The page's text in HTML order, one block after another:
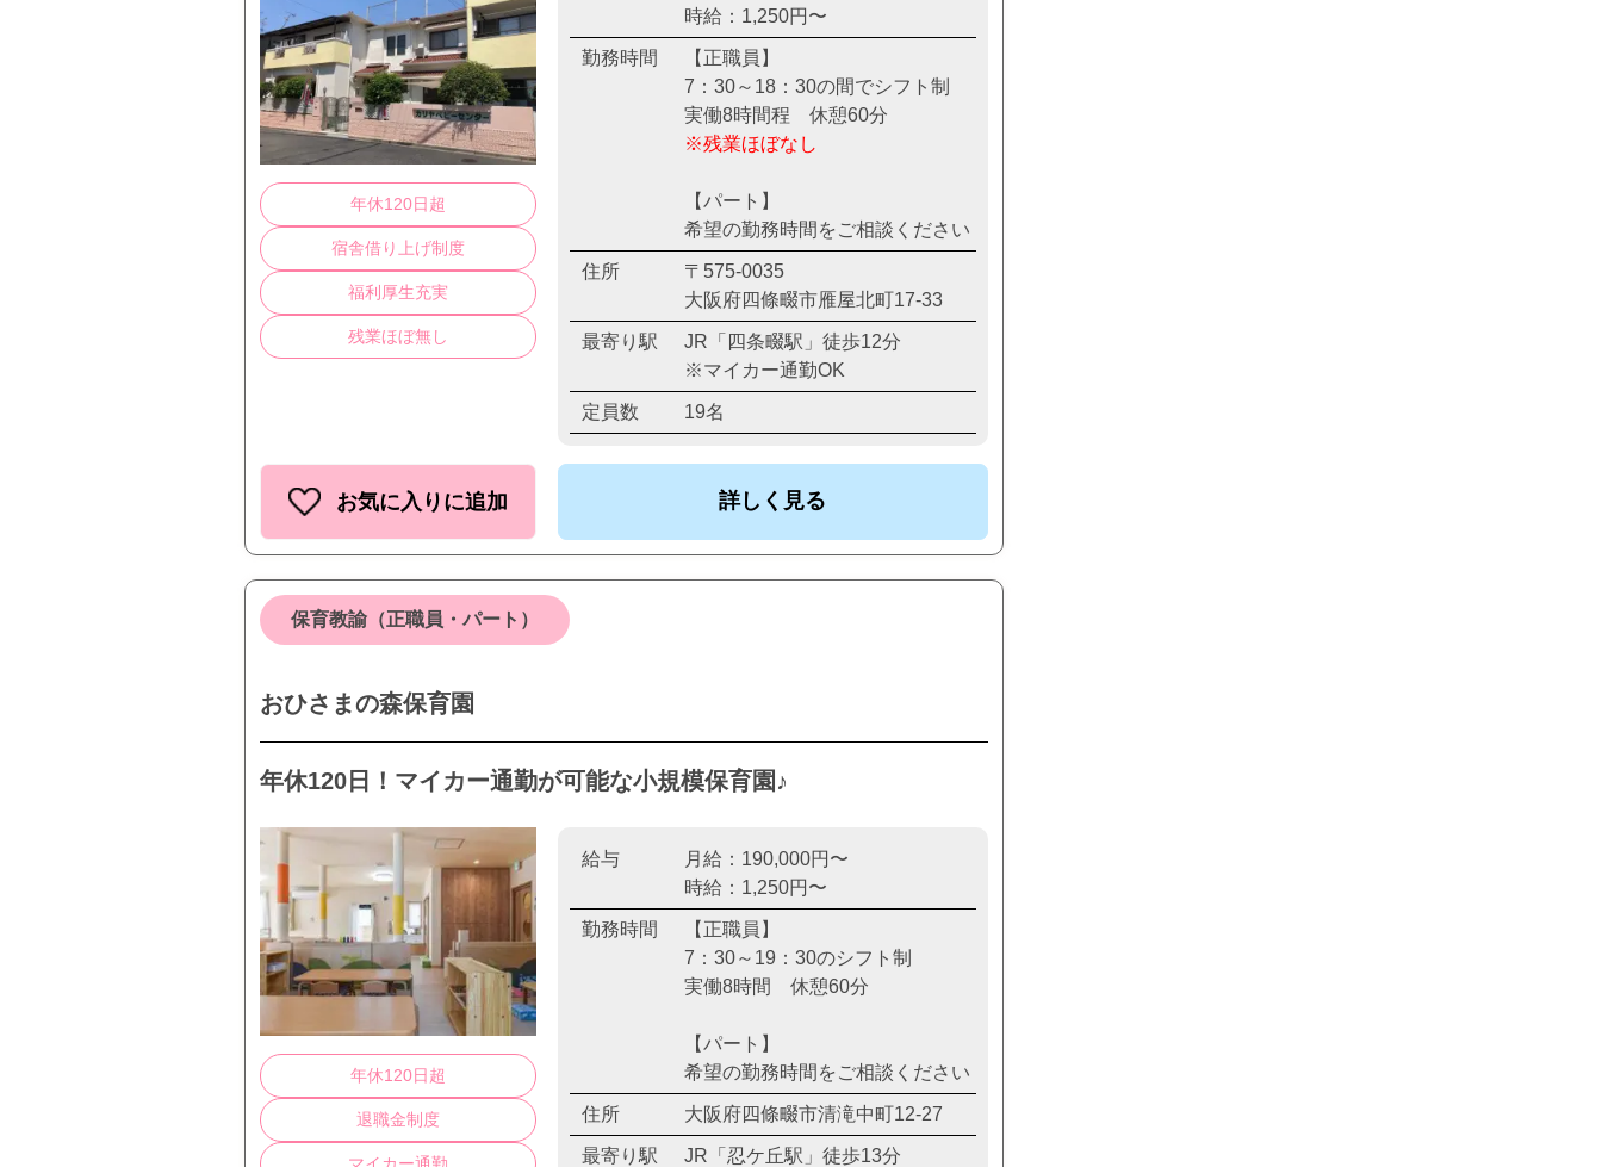
年休120日超
宿舎借り上げ制度
福利厚生充実
残業ほぼ無し
時給：1,250円〜
勤務時間
【正職員】
7：30～18：30の間でシフト制
実働8時間程 休憩60分
※残業ほぼなし
【パート】
希望の勤務時間をご相談ください
住所
〒575-0035
大阪府四條畷市雁屋北町17-33
最寄り駅
JR「四条畷駅」徒歩12分
※マイカー通勤OK
定員数 19名
お気に入りに追加 詳しく見る
保育教諭（正職員・パート）
おひさまの森保育園
年休120日！マイカー通勤が可能な小規模保育園♪
年休120日超
退職金制度
給与
月給：190,000円〜
時給：1,250円〜
勤務時間
【正職員】
7：30～19：30のシフト制
実働8時間 休憩60分
【パート】
希望の勤務時間をご相談ください
住所 大阪府四條畷市清滝中町12-27
最寄り駅 JR「忍ケ丘駅」徒歩13分